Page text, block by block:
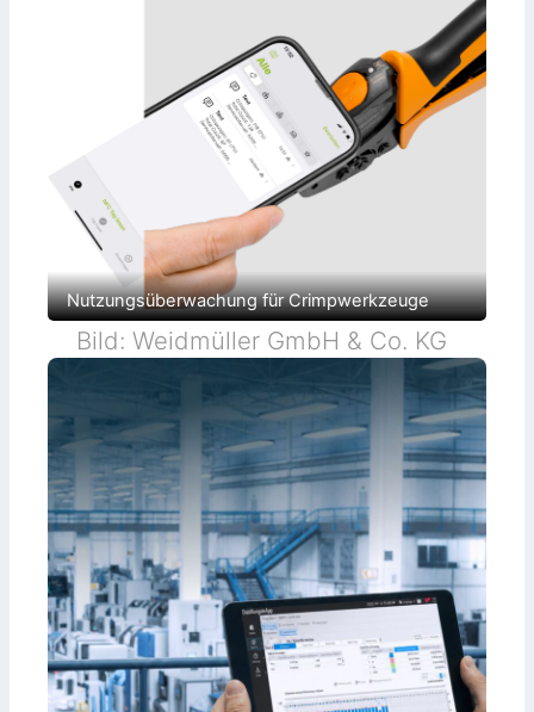
Nutzungsüberwachung für Crimpwerkzeuge
Bild: Weidmüller GmbH & Co. KG